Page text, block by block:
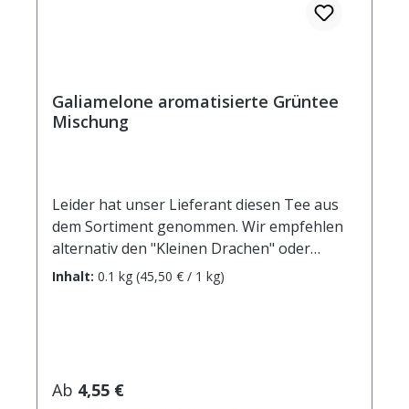
Galiamelone aromatisierte Grüntee
Mischung
Leider hat unser Lieferant diesen Tee aus
dem Sortiment genommen. Wir empfehlen
alternativ den "Kleinen Drachen" oder
unsere neuen Sorten Rhabarber
Karamell und Bergamotte Rhabarber
Erdbeerstücken. Dieser fruchtig-milde Tee
mit schöner sonnengelber Farbe schmeckt
Inhalt: 0.1 kg (45,50 € / 1 kg)
Regulärer Preis:
Ab 4,55 €